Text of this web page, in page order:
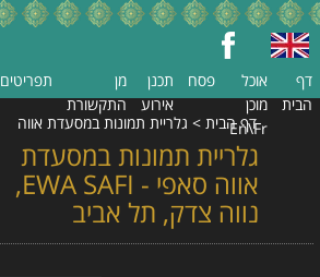
דף
הבית
אוכל
מוכן
En\Fr
פסח
תכנן
אירוע
מן
התקשורת
תפריטים
דף הבית > גלריית תמונות במסעדת אווה
סאפי - EWA SAFI, נווה צדק, תל אביב
גלריית תמונות במסעדת
אווה סאפי - EWA SAFI,
נווה צדק, תל אביב